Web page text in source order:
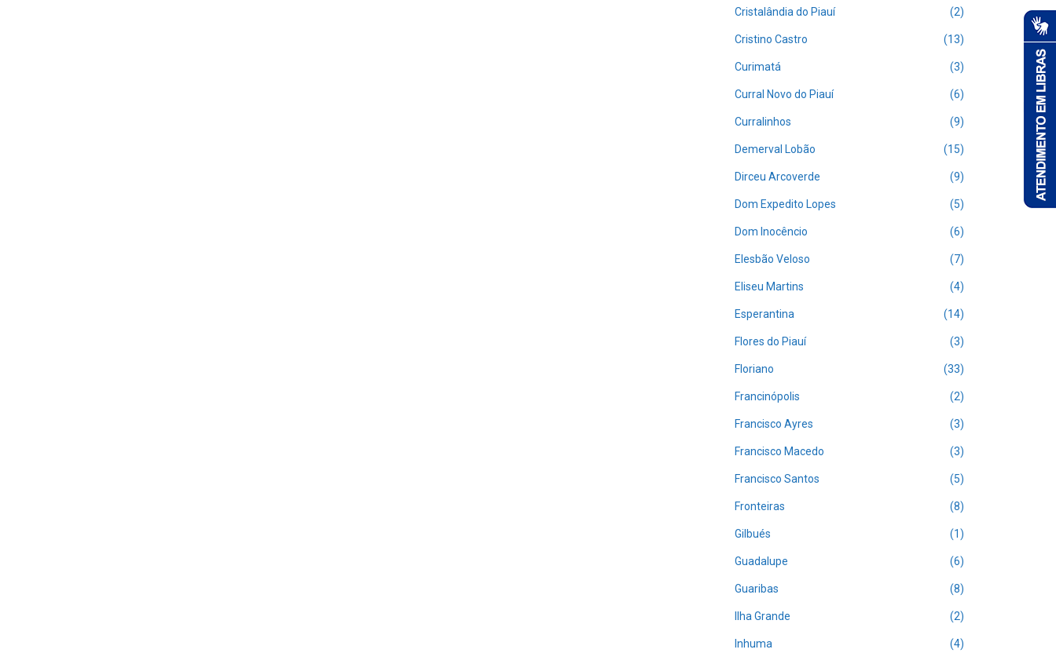
Cristalândia do Piauí (2)
Cristino Castro (13)
Curimatá (3)
Curral Novo do Piauí (6)
Curralinhos (9)
Demerval Lobão (15)
Dirceu Arcoverde (9)
Dom Expedito Lopes (5)
Dom Inocêncio (6)
Elesbão Veloso (7)
Eliseu Martins (4)
Esperantina (14)
Flores do Piauí (3)
Floriano (33)
Francinópolis (2)
Francisco Ayres (3)
Francisco Macedo (3)
Francisco Santos (5)
Fronteiras (8)
Gilbués (1)
Guadalupe (6)
Guaribas (8)
Ilha Grande (2)
Inhuma (4)